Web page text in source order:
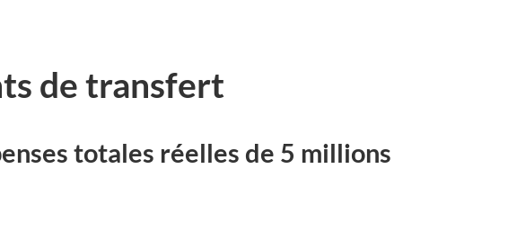
de transfert
totales réelles de 5 millions